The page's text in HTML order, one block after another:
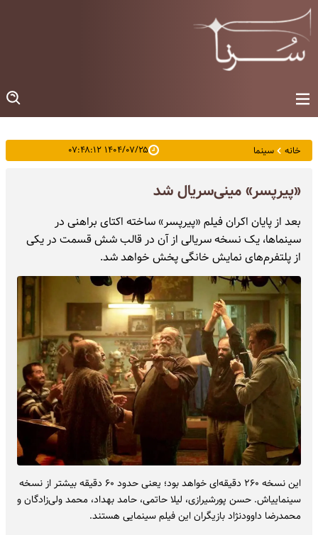
خانه سینما ۱۴۰۴/۰۷/۲۵ ۰۷:۴۸:۱۲
«پیرپسر» مینی‌سریال شد
بعد از پایان اکران فیلم «پیرپسر» ساخته اکتای براهنی در
سینماها، یک نسخه سریالی از آن در قالب شش قسمت در یکی
از پلتفرم‌های نمایش خانگی پخش خواهد شد.
این نسخه ۲۶۰ دقیقه‌ای خواهد بود؛ یعنی حدود ۶۰ دقیقه بیشتر از نسخه
سینمایی‎اش. حسن پورشیرازی، لیلا حاتمی، حامد بهداد، محمد ولی‌زادگان و
محمدرضا داوودنژاد بازیگران این فیلم سینمایی هستند.